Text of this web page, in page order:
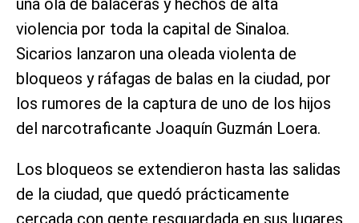
una ola de balaceras y hechos de alta
violencia por toda la capital de Sinaloa.
Sicarios lanzaron una oleada violenta de
bloqueos y ráfagas de balas en la ciudad, por
los rumores de la captura de uno de los hijos
del narcotraficante Joaquín Guzmán Loera.
Los bloqueos se extendieron hasta las salidas
de la ciudad, que quedó prácticamente